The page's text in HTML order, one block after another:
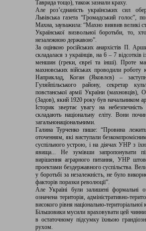
Таврида тощо), також зазнали краху.
Але роз’єднаність українських сил
Львівська газета “Громадський
Махна, зауважила: “Махно виявив великі
Української визвольної боротьби, то,
незалежною державою”.
За оцінкою російських анархістів П.
складалася з українців, на 6 – 7
меншин (греки, євреї та інші). Проте
махновських військах проводили роботу
Наприклад, Коган (Яковлєв) –
Гуляйпільського району, секретар
повстанської армії України
(Задов), який 1920 року був начальником
Історик звертає увагу на
складають національну еліту. Вони
загальнонаціональними.
Галина Турченко пише: “Провина
оточенням, які виступали
суспільного устрою, і на діячах УНР з
явища... Не зумівши запропонувати
вирішення аграрного питання, УНР
проектами бездержавного суспільства.
у боротьбі за незалежність, не було
факторів поразки революції”.
Але Україні були залишені формальні
означена територія, адміністративно-
високого рівня національно-територіальної
Більшовики мусили враховувати цей
в остаточному підсумку їхньою
рухом.